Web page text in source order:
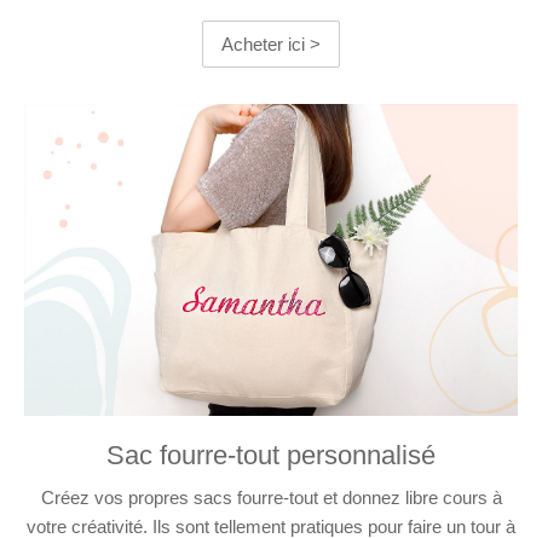
Acheter ici >
Sac fourre-tout personnalisé
Créez vos propres sacs fourre-tout et donnez libre cours à
votre créativité. Ils sont tellement pratiques pour faire un tour à